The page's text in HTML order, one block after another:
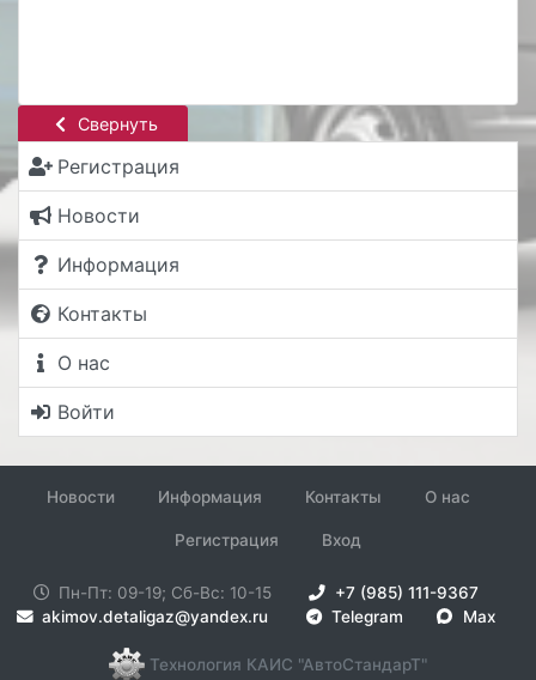
Свернуть
Регистрация
Новости
Информация
Контакты
О нас
Войти
Новости Информация Контакты О нас
Регистрация Вход
Пн-Пт: 09-19; Сб-Вс: 10-15
+7 (985) 111-9367
akimov.detaligaz@yandex.ru
Telegram Max
Технология КАИС "АвтоСтандарТ"